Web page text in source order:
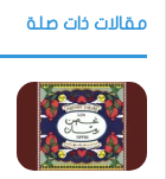
مقالات ذات صلة